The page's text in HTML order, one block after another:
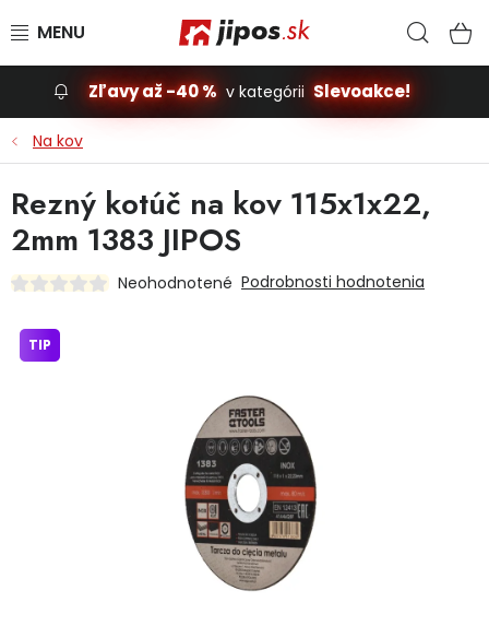
Slevoakce
Stavba, dom
Dielňa
Príslušenstvo pre automobily
Vybavenie a hračky pre deti
Ochranné pracovné pomôcky
Zľavy až -40 % v kategórii Slevoakce!
Na kov
Rezný kotúč na kov 115x1x22,
2mm 1383 JIPOS
Neohodnotené Podrobnosti hodnotenia
TIP